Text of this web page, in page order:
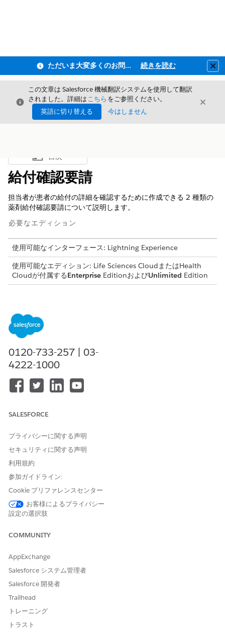
ただいま大変多くのお問い合わせをいただいており、ご連絡までにお時間を頂戴しております 続きを読む
閉じる
この文章は Salesforce 機械翻訳システムを使用して翻訳
されました。詳細はこちら をご参照ください。
英語に切り替える
今はしません
閉じる
目次を表示
目次
給付確認要請
担当者が患者の給付の詳細を確認するために作成できる 2 種類の
薬剤給付確認要請について説明します。
必要なエディション
使用可能なインターフェース: Lightning Experience
使用可能なエディション: Life Sciences CloudまたはHealth
Cloudが付属するEnterprise EditionおよびUnlimited Edition
て患者の補償範囲の詳細を取得することで、手動確認要請を開
始できます。補償情報を受け取ったら、担当者は確認要請の給
付サマリーセクションに回答を手動で入力できます。
電子確認要請
電子給付確認要請を使用して、担当者が支払者に連絡する時間
情報を支払者と電子交換することで、確認プロセスを自動化し
この記事で問題は解決されましたか?
0120-733-257 | 03-
4222-1000
SALESFORCE
プライバシーに関する声明
セキュリティに関する声明
利用規約
参加ガイドライン:
Cookie プリファレンスセンター
お客様によるプライバシー
設定の選択肢
COMMUNITY
AppExchange
Salesforce システム管理者
Salesforce 開発者
Trailhead
トレーニング
トラスト